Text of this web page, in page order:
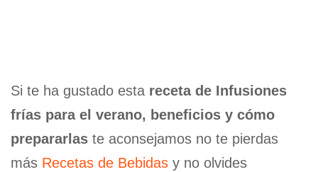
Si te ha gustado esta receta de Infusiones
frías para el verano, beneficios y cómo
prepararlas te aconsejamos no te pierdas
más Recetas de Bebidas y no olvides